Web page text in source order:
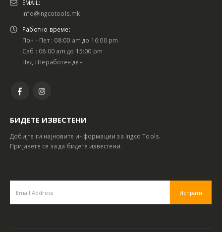
EMAIL:
info@ingcotools.mk
Работно време:
Пон - Пет : 08:00 am до 16:00 pm
Саб : 08:00 am до 15:00 pm
Нед : Неработен ден
БИДЕТЕ ИЗВЕСТЕНИ
Добијте ги најновите информации за Ingco Tools.
Пријавете се за да бидете известени.